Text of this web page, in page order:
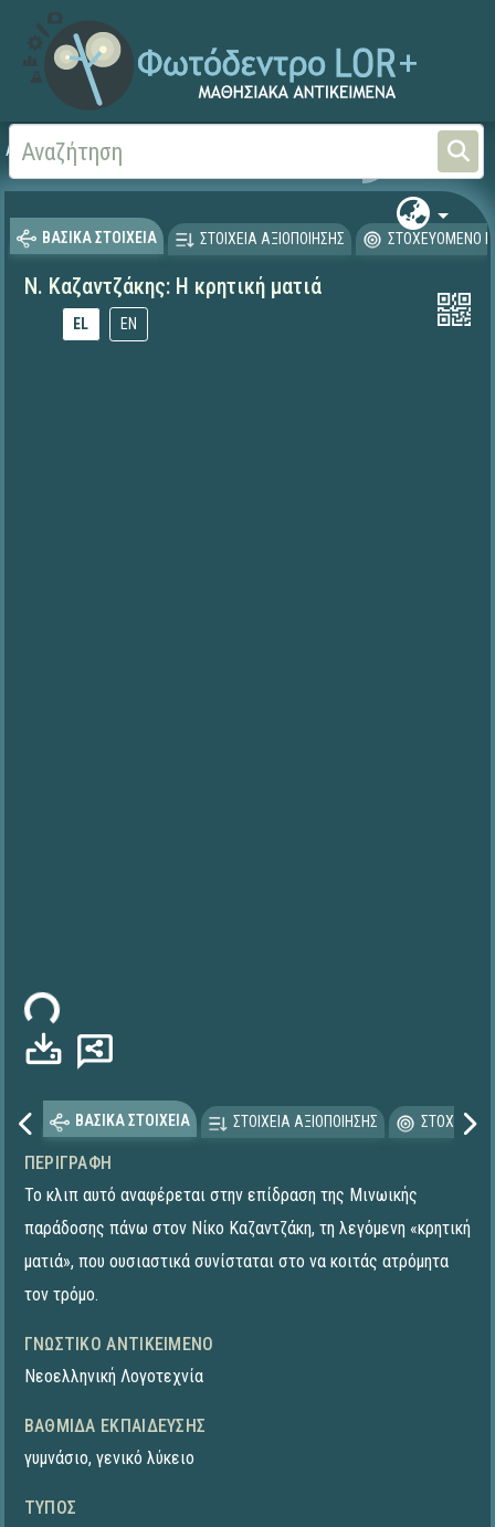
Αρχική
ΒΑΣΙΚΑ ΣΤΟΙΧΕΙΑ ΣΤΟΙΧΕΙΑ ΑΞΙΟΠΟΙΗΣΗΣ ΣΤΟΧΕΥΟΜΕΝΟ
Ν. Καζαντζάκης: Η κρητική ματιά
EL EN
ΒΑΣΙΚΑ ΣΤΟΙΧΕΙΑ ΣΤΟΙΧΕΙΑ ΑΞΙΟΠΟΙΗΣΗΣ
ΠΕΡΙΓΡΑΦΉ
Το κλιπ αυτό αναφέρεται στην επίδραση της Μινωικής
παράδοσης πάνω στον Νίκο Καζαντζάκη, τη λεγόμενη «κρητική
ματιά», που ουσιαστικά συνίσταται στο να κοιτάς ατρόμητα
τον τρόμο.
ΓΝΩΣΤΙΚΌ ΑΝΤΙΚΕΊΜΕΝΟ
Νεοελληνική Λογοτεχνία
ΒΑΘΜΊΔΑ ΕΚΠΑΊΔΕΥΣΗΣ
γυμνάσιο, γενικό λύκειο
ΤΎΠΟΣ